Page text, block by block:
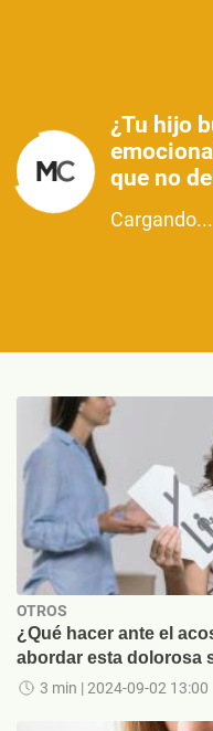
¿Tu hijo
que no
Cargando...
OTROS
¿Qué hacer ante el
abordar esta dolorosa
3 min | 2024-09-02 13:00